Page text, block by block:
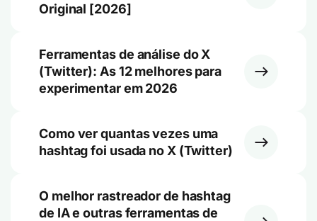
Original [2026]
Ferramentas de análise do X
(Twitter): As 12 melhores para
experimentar em 2026
Como ver quantas vezes uma
hashtag foi usada no X (Twitter)
O melhor rastreador de hashtag
de IA e outras ferramentas de